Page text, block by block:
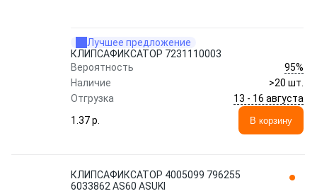
Лучшее предложение
КЛИПСАФИКСАТОР 7231110003
Вероятность
95%
Наличие
>20 шт.
Отгрузка
13 - 16 августа
1.37 p.
В корзину
КЛИПСАФИКСАТОР 4005099 796255
6033862 AS60 ASUKI